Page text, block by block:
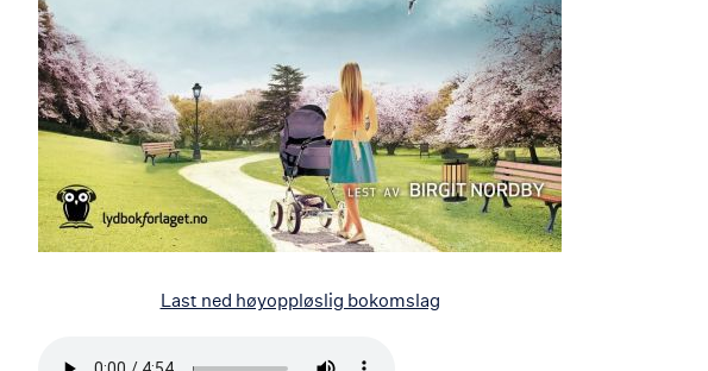
Last ned høyoppløslig bokomslag
Bla